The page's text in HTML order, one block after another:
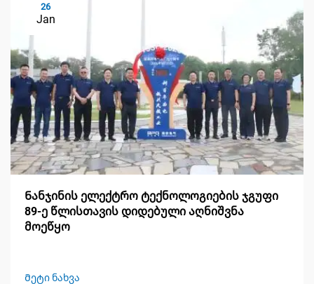
26
Jan
Ნანჯინის ელექტრო ტექნოლოგიების ჯგუფი
89-ე წლისთავის დიდებული აღნიშვნა
მოეწყო
Მეტი ნახვა